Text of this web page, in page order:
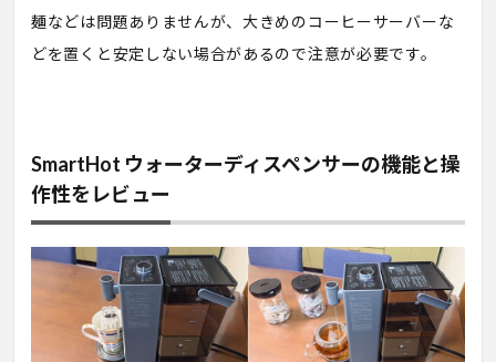
麺などは問題ありませんが、大きめのコーヒーサーバーな
どを置くと安定しない場合があるので注意が必要です。
SmartHot ウォーターディスペンサーの機能と操
作性をレビュー